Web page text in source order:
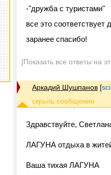
-"дружба с туристами"
все это соответствует
заранее спасибо!
[Показать все ответы на
Аркадий Шушпанов [
Здравствуйте,
ЛАГУНА отдыха в
Ваша тихая ЛАГУНА